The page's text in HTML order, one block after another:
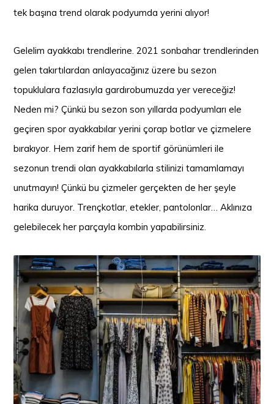
tek başına trend olarak podyumda yerini alıyor!
Gelelim ayakkabı trendlerine. 2021 sonbahar trendlerinden
gelen takırtılardan anlayacağınız üzere bu sezon
topuklulara fazlasıyla gardırobumuzda yer vereceğiz!
Neden mi? Çünkü bu sezon son yıllarda podyumları ele
geçiren spor ayakkabılar yerini çorap botlar ve çizmelere
bırakıyor. Hem zarif hem de sportif görünümleri ile
sezonun trendi olan ayakkabılarla stilinizi tamamlamayı
unutmayın! Çünkü bu çizmeler gerçekten de her şeyle
harika duruyor. Trençkotlar, etekler, pantolonlar… Aklınıza
gelebilecek her parçayla kombin yapabilirsiniz.